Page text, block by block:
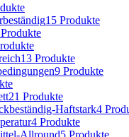
15 Produkte
13 Produkte
9 Produkte
21 Produkte
Haftstark4
4 Produkte
Allround5 Produkte